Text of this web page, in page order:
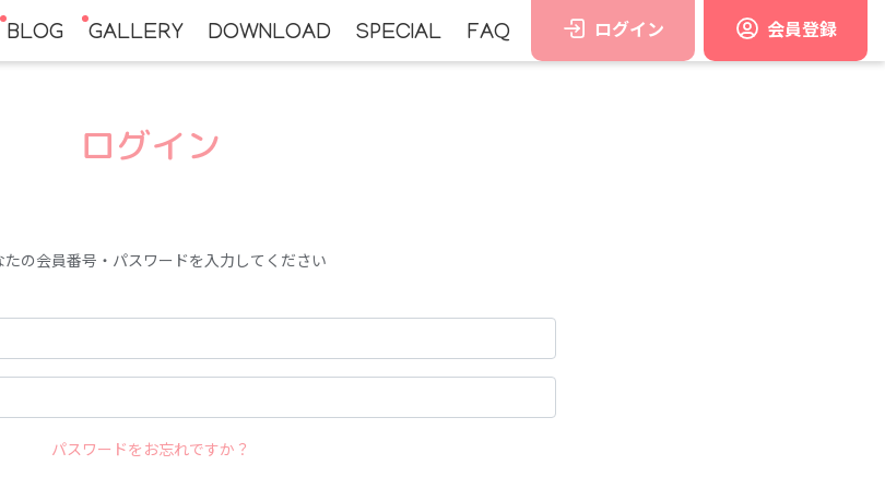
BLOG GALLERY DOWNLOAD SPECIAL FAQ ログイン 会員登録
ログイン
たの会員番号・パスワードを入力してください
パスワードをお忘れですか？